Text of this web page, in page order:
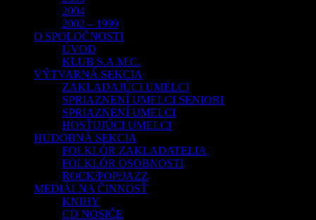
2004
2002 – 1999
O SPOLOČNOSTI
ÚVOD
KLUB S.A.M.C.
VÝTVARNÁ SEKCIA
ZAKLADAJÚCI UMELCI
SPRIAZNENÍ UMELCI SENIORI
SPRIAZNENÍ UMELCI
HOSŤUJÚCI UMELCI
HUDOBNÁ SEKCIA
FOLKLÓR ZAKLADATELIA
FOLKLÓR OSOBNOSTI
ROCK/POP/JAZZ
MEDIÁLNA ČINNOSŤ
KNIHY
CD NOSIČE